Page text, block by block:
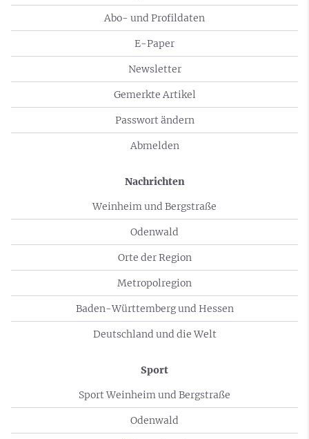
Abo- und Profildaten
E-Paper
Newsletter
Gemerkte Artikel
Passwort ändern
Abmelden
Nachrichten
Weinheim und Bergstraße
Odenwald
Orte der Region
Metropolregion
Baden-Württemberg und Hessen
Deutschland und die Welt
Sport
Sport Weinheim und Bergstraße
Odenwald